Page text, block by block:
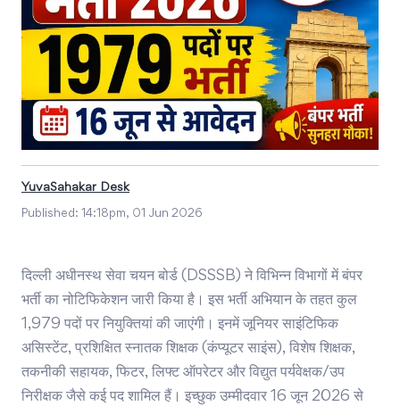
YuvaSahakar Desk
Published: 14:18pm, 01 Jun 2026
दिल्ली अधीनस्थ सेवा चयन बोर्ड (DSSSB) ने विभिन्न विभागों में बंपर
भर्ती का नोटिफिकेशन जारी किया है। इस भर्ती अभियान के तहत कुल
1,979 पदों पर नियुक्तियां की जाएंगी। इनमें जूनियर साइंटिफिक
असिस्टेंट, प्रशिक्षित स्नातक शिक्षक (कंप्यूटर साइंस), विशेष शिक्षक,
तकनीकी सहायक, फिटर, लिफ्ट ऑपरेटर और विद्युत पर्यवेक्षक/उप
निरीक्षक जैसे कई पद शामिल हैं। इच्छुक उम्मीदवार 16 जून 2026 से